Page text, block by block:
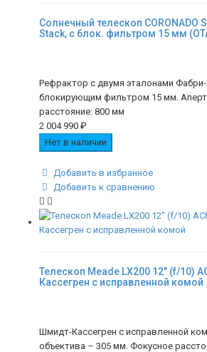
Солнечный телескоп CORONADO
Stack, с блок. фильтром 15 мм
Рефрактор с двумя эталонами
блокирующим фильтром 15 мм.
расстояние: 800 мм
2 004 990 ₽
Нет в наличии
Добавить в избранное
Добавить к сравнению
Телескоп Meade LX200 12" (f/10)
Кассегрен с исправленной комой
Шмидт-Кассегрен с исправленной
объектива – 305 мм. Фокусное